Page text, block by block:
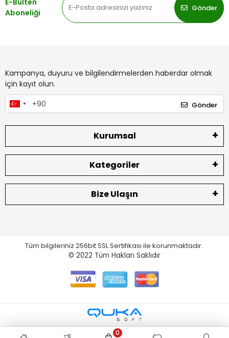
E-Bülten
Aboneliği
Gönder
Kampanya, duyuru ve bilgilendirmelerden haberdar olmak
için kayıt olun.
Gönder
Kurumsal
Kategoriler
Bize Ulaşın
Tüm bilgileriniz 256bit SSL Sertifikası ile korunmaktadır.
© 2022 Tüm Hakları Saklıdır
0